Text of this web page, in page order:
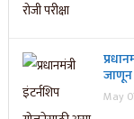
जाणून
May